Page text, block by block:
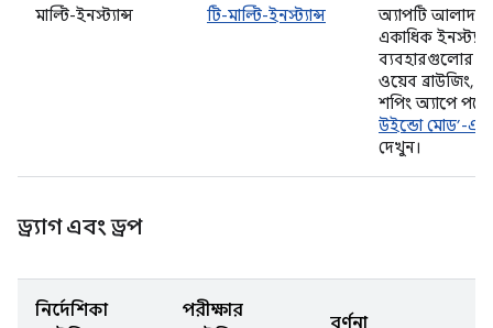
মাল্টি-ইনস্ট্যান্স টি-মাল্টি-ইনস্ট্যান্স
অ্যাপটি আলাদা
একাধিক
ব্যবহারগুলোর
ওয়েব ব্রাউজিং,
শপিং অ্যাপে
উইন্ডো মোড’-এর
দেখুন।
ড্র্যাগ এবং ড্রপ
নির্দেশিকা
পরীক্ষার
বর্ণনা